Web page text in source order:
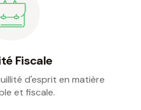
Fiscale
d'esprit en matière
et fiscale.